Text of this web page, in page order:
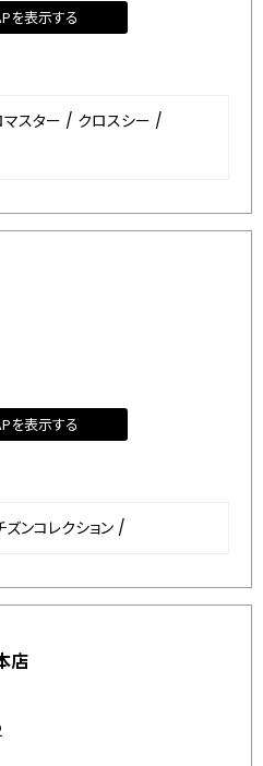
を表示する
スター / クロスシー /
を表示する
ズンコレクション /
店